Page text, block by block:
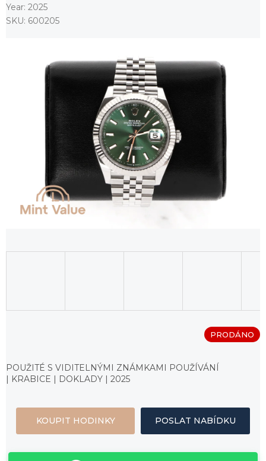
Year: 2025
SKU: 600205
cena:
PRODÁNO
POUŽITÉ S VIDITELNÝMI ZNÁMKAMI POUŽÍVÁNÍ
| KRABICE | DOKLADY | 2025
KOUPIT HODINKY POSLAT NABÍDKU